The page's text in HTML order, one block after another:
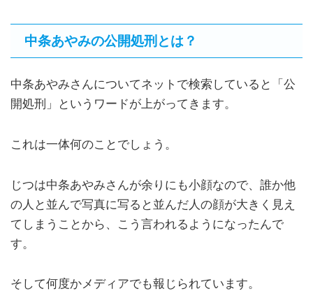
中条あやみの公開処刑とは？
中条あやみさんについてネットで検索していると「公
開処刑」というワードが上がってきます。
これは一体何のことでしょう。
じつは中条あやみさんが余りにも小顔なので、誰か他
の人と並んで写真に写ると並んだ人の顔が大きく見え
てしまうことから、こう言われるようになったんで
す。
そして何度かメディアでも報じられています。